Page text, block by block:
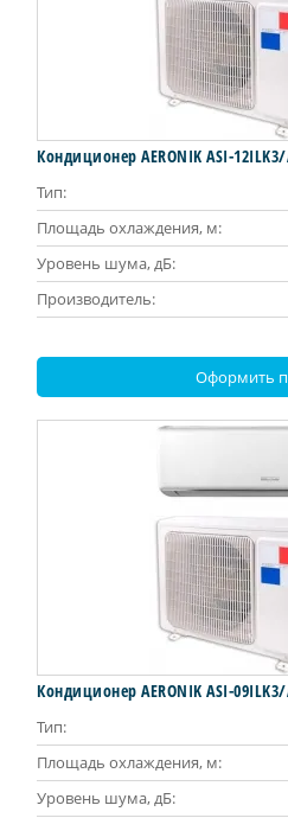
Кондиционер AERONIK ASI-
Тип:
Площадь охлаждения, м:
Уровень шума, дБ:
Производитель:
Оформить
Кондиционер AERONIK ASI-
Тип:
Площадь охлаждения, м:
Уровень шума, дБ: